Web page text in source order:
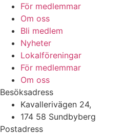
För medlemmar
Om oss
Bli medlem
Nyheter
Lokalföreningar
För medlemmar
Om oss
Besöksadress
Kavallerivägen 24,
174 58 Sundbyberg
Postadress